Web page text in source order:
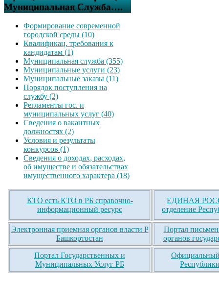
Муниципальная Служба….
Формирование современной
городской среды (10)
Квалификац. требования к
кандидатам (1)
Муниципальная служба (355)
Муниципальные услуги (23)
Муниципальные заказы (11)
Порядок поступления на
службу (2)
Регламенты гос. и
муниципальных услуг (40)
Сведения о вакантных
должностях (2)
Условия и результаты
конкурсов (1)
Сведения о доходах, расходах,
об имуществе и обязательствах
имущественного характера (18)
КТО есть КТО в РБ справочно-
информационный ресурс
ЕДИНАЯ
отделение
Электронная приемная органов власти Р
Башкортостан
Портал
органов
Портал Государственных и
Муниципальных Услуг РБ
Официальный